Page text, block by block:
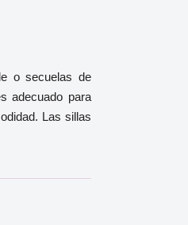
o secuelas de
adecuado para
Las sillas